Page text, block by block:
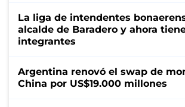
La liga de intendentes
alcalde de Baradero y ahora
integrantes
Argentina renovó el swap de
China por US$19.000 millones